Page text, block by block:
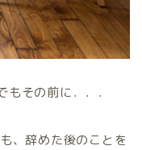
その前に．．．
、辞めた後のことを